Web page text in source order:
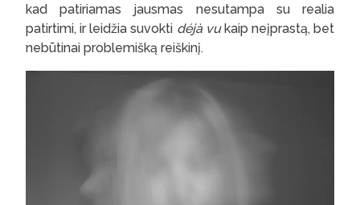
kad patiriamas jausmas nesutampa su realia
patirtimi, ir leidžia suvokti déjà vukaip neįprastą, bet
nebūtinai problemišką reiškinį.